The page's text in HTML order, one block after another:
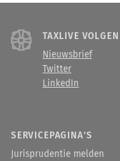
TAXLIVE VOLGEN
Nieuwsbrief
Twitter
LinkedIn
SERVICEPAGINA'S
Jurisprudentie melden